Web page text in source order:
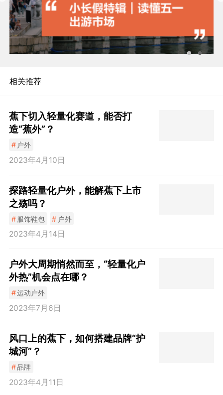
相关推荐
蕉下切入轻量化赛道，能否打
造“蕉外”？
# 户外
2023年4月10日
探路轻量化户外，能解蕉下上市
之殇吗？
#服饰鞋包 # 户外
2023年4月14日
户外大周期悄然而至，“轻量化户
外热”机会点在哪？
#运动户外
2023年7月6日
风口上的蕉下，如何搭建品牌“护
城河”？
#品牌
2023年4月11日